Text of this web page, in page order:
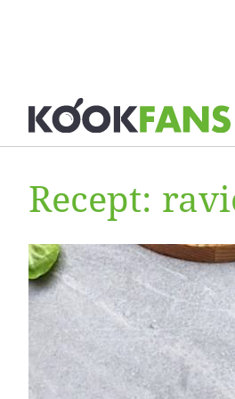
Recept: